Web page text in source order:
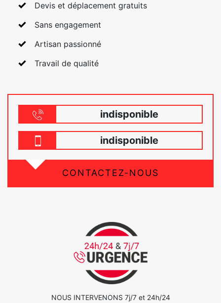
Devis et déplacement gratuits
Sans engagement
Artisan passionné
Travail de qualité
indisponible
indisponible
CONTACTEZ-NOUS
NOUS INTERVENONS 7j/7 et 24h/24